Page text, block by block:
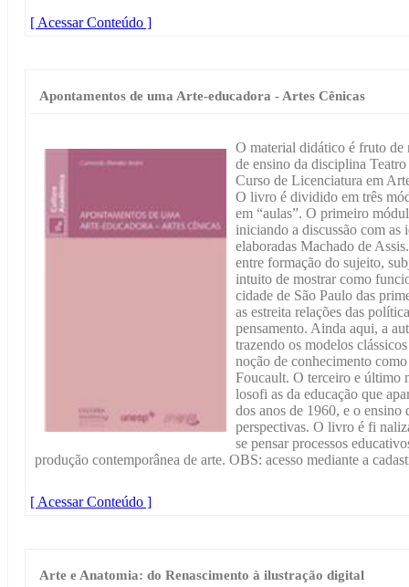
[ Acessar Conteúdo ]
Apontamentos de uma Arte-educadora - Artes Cênicas
O material didático é fruto de
de ensino da disciplina
Curso de Licenciatura em
O livro é dividido em três
em “aulas”. O primeiro
iniciando a discussão com as
elaboradas Machado de
entre formação do sujeito,
intuito de mostrar como
cidade de São Paulo das
as estreita relações das
pensamento. Ainda aqui, a
trazendo os modelos
noção de conhecimento
Foucault. O terceiro e último
losofi as da educação que
dos anos de 1960, e o ensino
perspectivas. O livro é fi
se pensar processos
produção contemporânea de arte. OBS: acesso mediante a
[ Acessar Conteúdo ]
Arte e Anatomia: do Renascimento à ilustração digital